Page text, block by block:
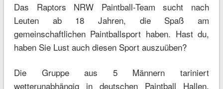
Das Raptors NRW Paintball-Team sucht nach
Leuten ab 18 Jahren, die Spaß am
gemeinschaftlichen Paintballsport haben. Hast du,
haben Sie Lust auch diesen Sport auszuüben?
Die Gruppe aus 5 Männern tariniert
wetterunabhängig in deutschen Paintball Hallen.